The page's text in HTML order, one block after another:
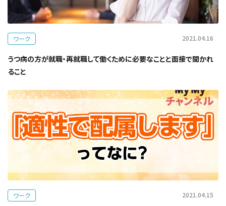
ワーク 2021.04.16
うつ病の方が就職・再就職して働くために必要なことと面接で聞かれ
ること
ワーク 2021.04.15